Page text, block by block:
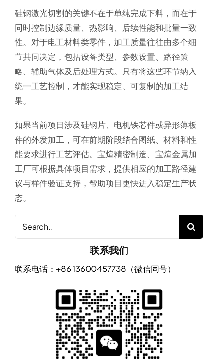
硅钢激光切割的关键不在于单纯完成下料，而在于
同时控制边缘质量、热影响、后续性能和批量一致
性。对于电工材料类零件，加工质量往往由多个细
节共同决定，包括设备类型、参数设置、路径策
略、辅助气体及后处理方式。只有将这些环节纳入
统一工艺控制，才能实现稳定、可复制的加工结
果。
如果当前项目涉及硅钢片、电机铁芯件或异形薄板
件的外发加工，可在前期阶段结合图纸、材料和性
能要求进行工艺评估。宝煊精密制造、宝煊金属加
工厂可根据具体项目需求，提供相应的加工路径建
议与样件验证支持，帮助项目更快进入稳定生产状
态。
Search
for:
联系我们
联系电话：+86 13600457738（微信同号）